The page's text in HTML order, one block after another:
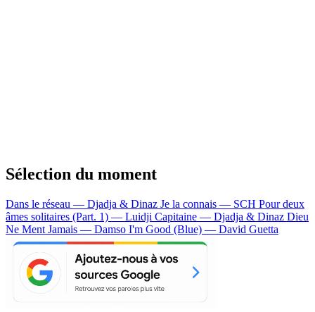
Sélection du moment
Dans le réseau — Djadja & Dinaz Je la connais — SCH Pour deux
âmes solitaires (Part. 1) — Luidji Capitaine — Djadja & Dinaz Dieu
Ne Ment Jamais — Damso I'm Good (Blue) — David Guetta